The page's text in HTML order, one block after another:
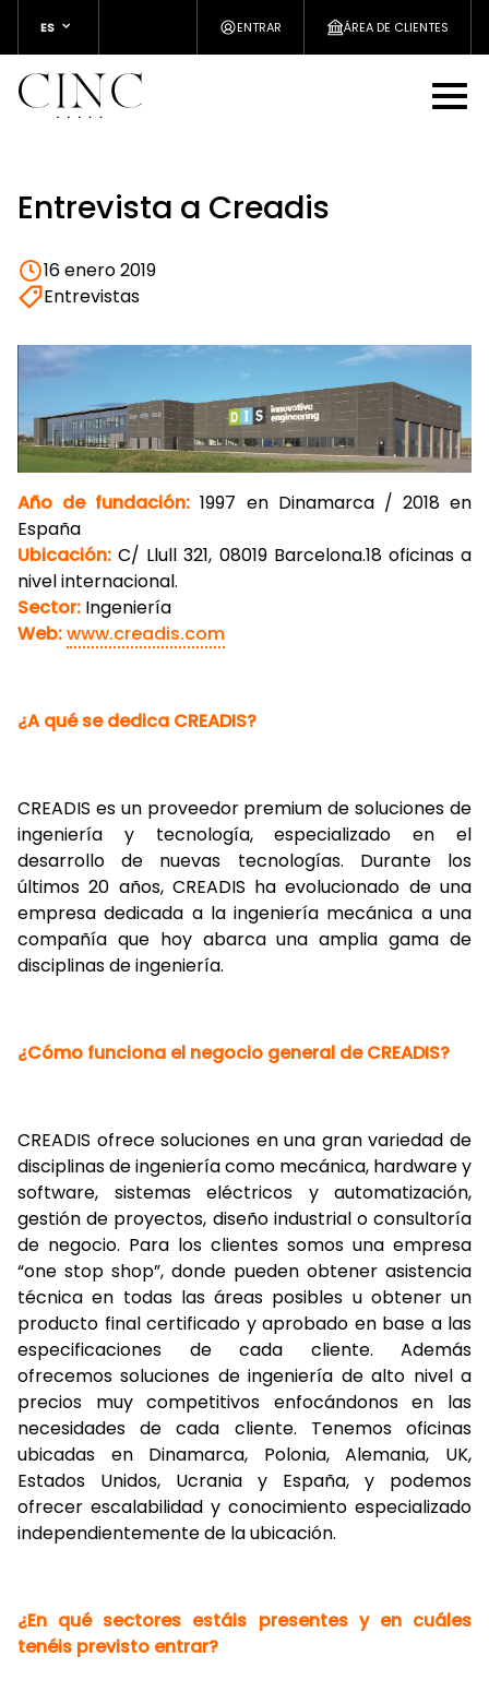
ES ENTRAR ÁREA DE CLIENTES
Entrevista a Creadis
16 enero 2019
Entrevistas
Año de fundación: 1997 en Dinamarca / 2018 en
España
Ubicación: C/ Llull 321, 08019 Barcelona.18 oficinas a
nivel internacional.
Sector: Ingeniería
Web:www.creadis.com
¿A qué se dedica CREADIS?
CREADIS es un proveedor premium de soluciones de
ingeniería y tecnología, especializado en el
desarrollo de nuevas tecnologías. Durante los
últimos 20 años, CREADIS ha evolucionado de una
empresa dedicada a la ingeniería mecánica a una
compañía que hoy abarca una amplia gama de
disciplinas de ingeniería.
¿Cómo funciona el negocio general de CREADIS?
CREADIS ofrece soluciones en una gran variedad de
disciplinas de ingeniería como mecánica, hardware y
software, sistemas eléctricos y automatización,
gestión de proyectos, diseño industrial o consultoría
de negocio. Para los clientes somos una empresa
“one stop shop”, donde pueden obtener asistencia
técnica en todas las áreas posibles u obtener un
producto final certificado y aprobado en base a las
especificaciones de cada cliente. Además
ofrecemos soluciones de ingeniería de alto nivel a
precios muy competitivos enfocándonos en las
necesidades de cada cliente. Tenemos oficinas
ubicadas en Dinamarca, Polonia, Alemania, UK,
Estados Unidos, Ucrania y España, y podemos
ofrecer escalabilidad y conocimiento especializado
independientemente de la ubicación.
¿En qué sectores estáis presentes y en cuáles
tenéis previsto entrar?